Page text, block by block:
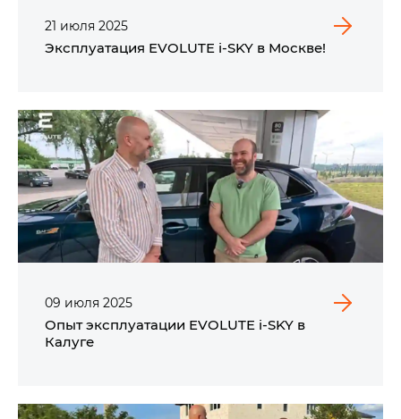
21 июля 2025
Эксплуатация EVOLUTE i‑SKY в Москве!
09 июля 2025
Опыт эксплуатации EVOLUTE i‑SKY в
Калуге